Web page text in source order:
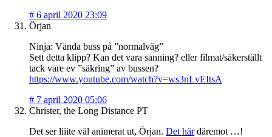
# 6 april 2020 23:09
Örjan
Ninja: Vända buss på ”normalväg”
Sett detta klipp? Kan det vara sanning? eller filmat/säkerställt
tack vare ev ”säkring” av bussen?
https://www.youtube.com/watch?v=ws3nLvEItsA
# 7 april 2020 05:06
Christer, the Long Distance PT
Det ser liiite väl animerat ut, Örjan. Det härdäremot …!